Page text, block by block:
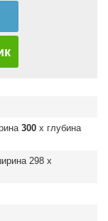
300 х глубина
298 х